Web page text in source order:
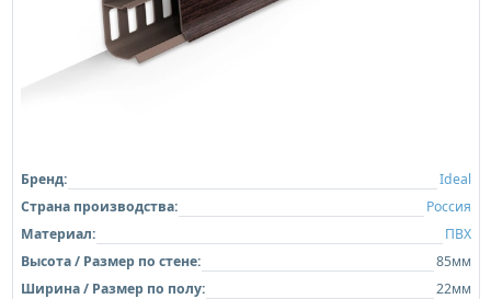
Бренд:
Ideal
Страна производства:
Россия
Материал:
ПВХ
Высота / Размер по стене:
85мм
Ширина / Размер по полу:
22мм